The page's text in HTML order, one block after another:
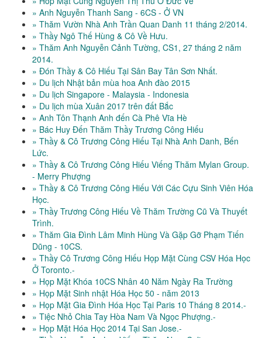
» Anh Nguyễn Thanh Sang - 6CS - Ở VN
» Thăm Vườn Nhà Anh Trần Quan Danh 11 tháng 2/2014.
» Thầy Ngô Thế Hùng & Cô Về Hưu.
» Thăm Anh Nguyễn Cảnh Tường, CS1, 27 tháng 2 năm
2014.
» Đón Thầy & Cô Hiếu Tại Sân Bay Tân Sơn Nhất.
» Du lịch Nhật bản mùa hoa Anh đào 2015
» Du lịch Singapore - Malaysia - Indonesia
» Du lịch mùa Xuân 2017 trên đất Bắc
» Anh Tôn Thạnh Anh đến Cà Phê Vĩa Hè
» Bác Huy Đến Thăm Thầy Trương Công Hiếu
» Thầy & Cô Trương Công Hiếu Tại Nhà Anh Danh, Bến
Lức.
» Thầy & Cô Trương Công Hiếu Viếng Thăm Mylan Group.
- Merry Phượng
» Thầy & Cô Trương Công Hiếu Với Các Cựu Sinh Viên Hóa
Học.
» Thầy Trương Công Hiếu Về Thăm Trường Cũ Và Thuyết
Trình.
» Thăm Gia Đình Lâm Minh Hùng Và Gặp Gỡ Phạm Tiến
Dũng - 10CS.
» Thầy Cô Trương Công Hiếu Họp Mặt Cùng CSV Hóa Học
Ở Toronto.-
» Họp Mặt Khóa 10CS Nhân 40 Năm Ngày Ra Trường
» Họp Mặt Sinh nhật Hóa Học 50 - năm 2013
» Họp Mặt Gia Đình Hóa Học Tại Paris 10 Tháng 8 2014.-
» Tiệc Nhỏ Chia Tay Hòa Nam Và Ngọc Phượng.-
» Họp Mặt Hóa Học 2014 Tại San Jose.-